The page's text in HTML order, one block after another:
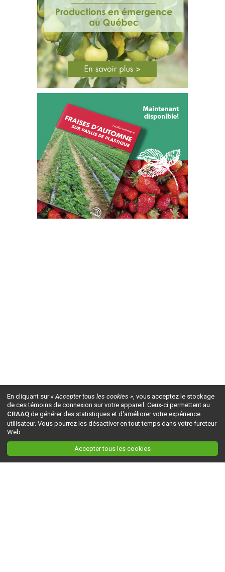
En cliquant sur« Accepter tous les cookies », vous acceptez le stockage
de ces témoins de connexion sur votre appareil. Ceux-ci permettent au
CRAAQ de générer des statistiques et d'améliorer votre expérience
utilisateur. Vous pourrez les désactiver en tout temps dans votre fureteur
Web.
Accepter tous les cookies